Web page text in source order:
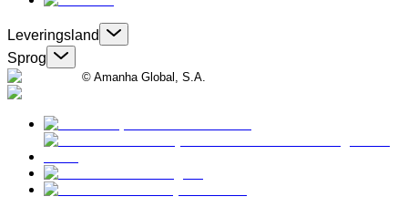
Leveringsland
Sprog
© Amanha Global, S.A.